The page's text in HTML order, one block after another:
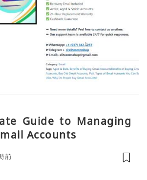
Guide to Managing
Accounts
前